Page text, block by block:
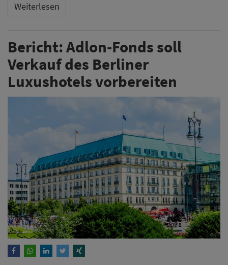
Weiterlesen
Bericht: Adlon-Fonds soll
Verkauf des Berliner
Luxushotels vorbereiten